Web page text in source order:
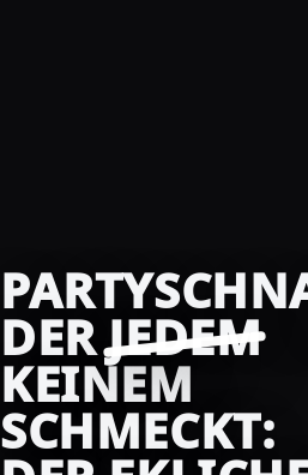
DERJEDEM
KEINEM
SCHMECKT: